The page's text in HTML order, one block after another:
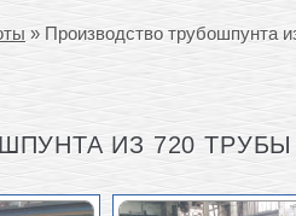
» Производство трубошпунта
ИЗ 720